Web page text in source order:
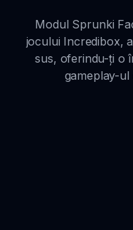
Modul Sprunki
jocului Incredibox,
sus, oferindu-ți o
gameplay-ul